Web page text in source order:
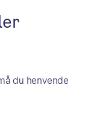
du henvende